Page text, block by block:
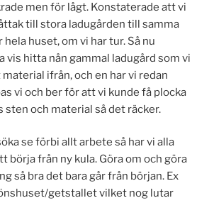
men för lågt. Konstaterade att vi
till stora ladugården till samma
huset, om vi har tur. Så nu
vis hitta nån gammal ladugård som vi
ifrån, och en har vi redan
vi och ber för att vi kunde få plocka
sten och material så det räcker.
se förbi allt arbete så har vi alla
börja från ny kula. Göra om och göra
så bra det bara går från början. Ex
getstallet vilket nog lutar